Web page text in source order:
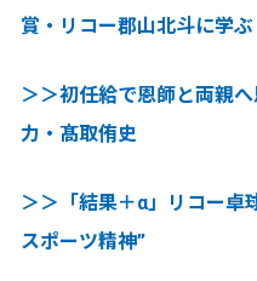
賞・リコー郡山北斗に学ぶ
＞＞初任給で恩師と両親
力・髙取侑史
＞＞「結果＋α」リコー卓
スポーツ精神”